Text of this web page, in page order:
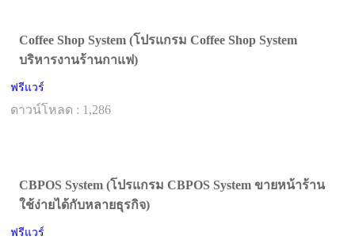
Coffee Shop System (โปรแกรม Coffee Shop System
บริหารงานร้านกาแฟ)
ฟรีแวร์
ดาวน์โหลด : 1,286
CBPOS System (โปรแกรม CBPOS System ขายหน้าร้าน
ใช้ง่ายได้กับหลายธุรกิจ)
ฟรีแวร์